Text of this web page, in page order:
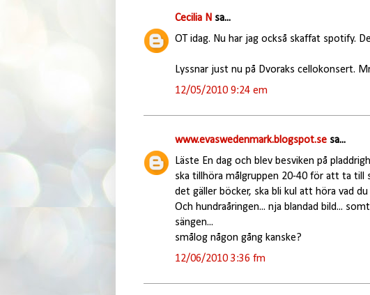
Cecilia Nsa...
OT idag. Nu har jag också skaffat spotify.
Lyssnar just nu på Dvoraks cellokonsert.
12/05/2010 9:24 em
www.evaswedenmark.blogspot.sesa...
Läste En dag och blev besviken på
ska tillhöra målgruppen 20-40 för att ta till
det gäller böcker, ska bli kul att höra vad du
Och hundraåringen... nja blandad bild...
sängen...
smålog någon gång kanske?
12/06/2010 3:36 fm